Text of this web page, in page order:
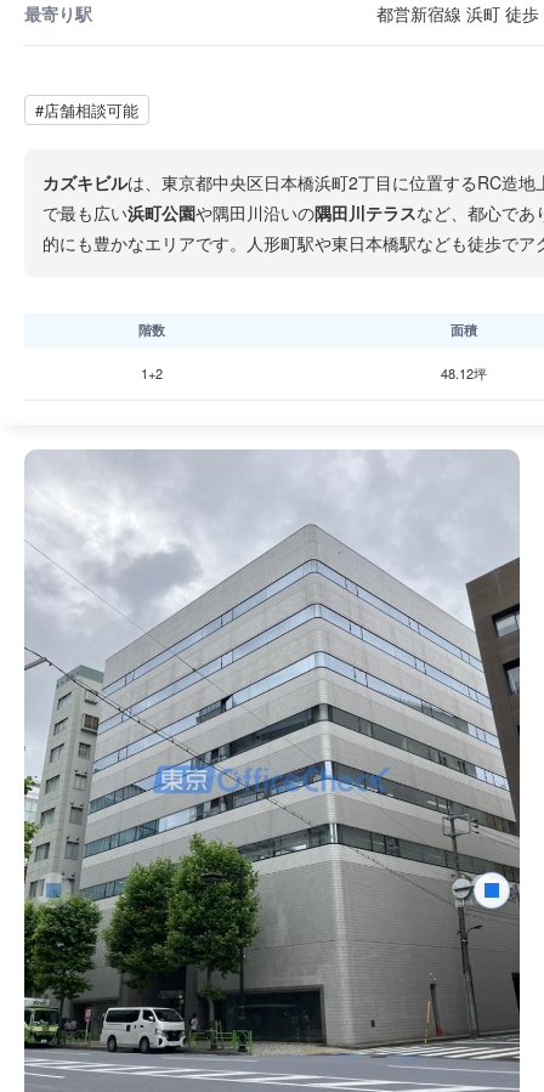
最寄り駅 都営新宿線 浜町 徒歩
#店舗相談可能
カズキビルは、東京都中央区日本橋浜町2丁目に位置するRC造
で最も広い浜町公園や隅田川沿いの隅田川テラスなど、都心であ
的にも豊かなエリアです。人形町駅や東日本橋駅なども徒歩で
階数 面積
1+2 48.12坪